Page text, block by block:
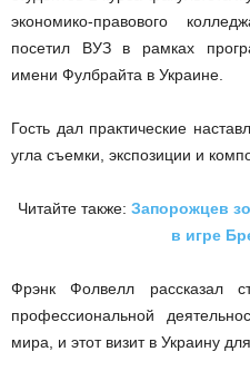
экономико-правового
посетил ВУЗ в рамках
имени Фулбрайта в Украине.
Гость дал практические
угла съемки, экспозиции и
Читайте также: Запорожцев
в игре
Фрэнк Фолвелл рассказал
профессиональной
мира, и этот визит в Украину